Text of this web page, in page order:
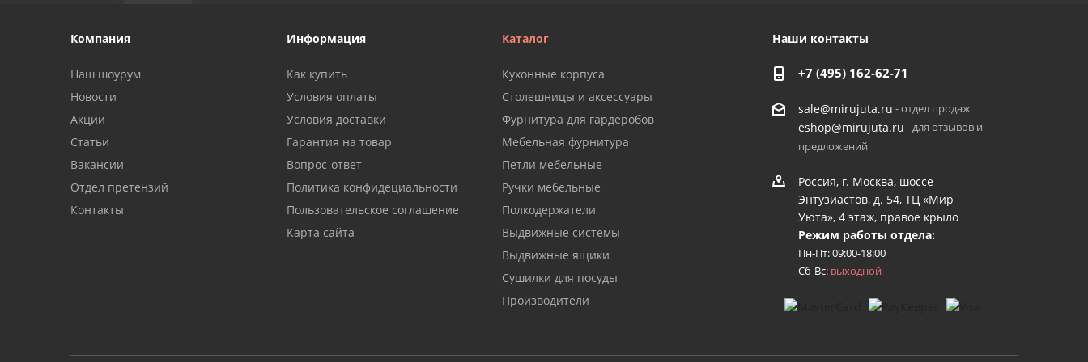
Компания
Наш шоурум
Новости
Акции
Статьи
Вакансии
Отдел претензий
Контакты
Информация
Как купить
Условия оплаты
Условия доставки
Гарантия на товар
Вопрос-ответ
Политика конфидециальности
Пользовательское соглашение
Карта сайта
Каталог
Кухонные корпуса
Столешницы и аксессуары
Фурнитура для гардеробов
Мебельная фурнитура
Петли мебельные
Ручки мебельные
Полкодержатели
Выдвижные системы
Выдвижные ящики
Сушилки для посуды
Производители
Наши контакты
+7 (495) 162-62-71
sale@mirujuta.ru - отдел продаж
eshop@mirujuta.ru - для отзывов и
предложений
Россия, г. Москва, шоссе
Энтузиастов, д. 54, ТЦ «Мир
Уюта», 4 этаж, правое крыло
Режим работы отдела:
Пн-Пт: 09:00-18:00
Сб-Вс: выходной